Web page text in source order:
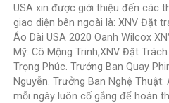
USA xin được giới thiệu đến các
giao diện bên ngoài là: XNV Đặt
Áo Dài USA 2020 Oanh Wilcox
Mỹ: Cô Mộng Trinh,XNV Đặt
Trọng Phúc. Trưởng Ban Quay
Nguyễn. Trưởng Ban Nghệ
mỗi ngày luôn cố gắng để hoàn